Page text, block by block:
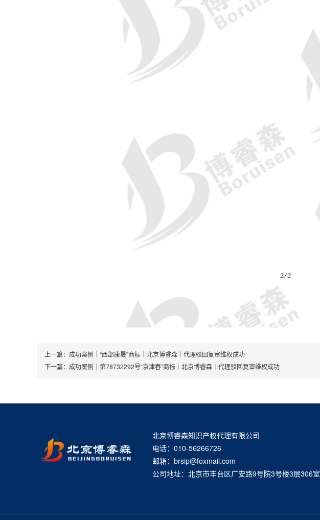
上一篇： 成功案例｜“西部康晟”商标｜北京博睿森｜代理驳回复审维权成功
下一篇： 成功案例｜第78732292号“京津春”商标｜北京博睿森｜代理驳回复审维权成功
北京博睿森知识产权代理有限公司
电话：010-56266726
邮箱：brsip@foxmail.com
公司地址：北京市丰台区广安路9号院3号楼3层306室